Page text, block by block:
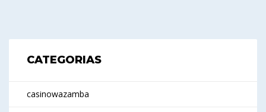
CATEGORIAS
casinowazamba